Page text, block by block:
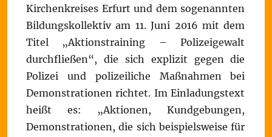
Kirchenkreises Erfurt und dem sogenannten
Bildungskollektiv am 11. Juni 2016 mit dem
Titel „Aktionstraining – Polizeigewalt
durchfließen“, die sich explizit gegen die
Polizei und polizeiliche Maßnahmen bei
Demonstrationen richtet. Im Einladungstext
heißt es: „Aktionen, Kundgebungen,
Demonstrationen, die sich beispielsweise für